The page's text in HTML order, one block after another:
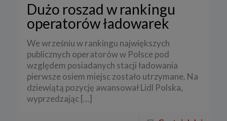
Dużo roszad w rankingu
operatorów ładowarek
We wrześniu w rankingu największych
publicznych operatorów w Polsce pod
względem posiadanych stacji ładowania
pierwsze osiem miejsc zostało utrzymane. Na
dziewiątą pozycję awansował Lidl Polska,
wyprzedzając […]